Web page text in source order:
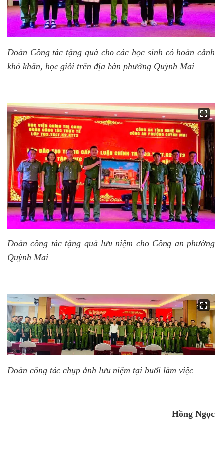
Đoàn Công tác tặng quà cho các học sinh có hoàn cảnh
khó khăn, học giỏi trên địa bàn phường Quỳnh Mai
Đoàn công tác tặng quà lưu niệm cho Công an phường
Quỳnh Mai
Đoàn công tác chụp ảnh lưu niệm tại buổi làm việc
Hồng Ngọc